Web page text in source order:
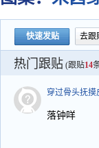
快速发贴 去跟
热门跟贴 (跟贴14
穿过骨头抚摸
落钟咩